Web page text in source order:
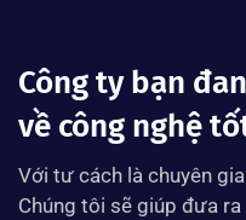
Công ty bạn
về công nghệ
Với tư cách là chuyên
Chúng tôi sẽ giúp đưa